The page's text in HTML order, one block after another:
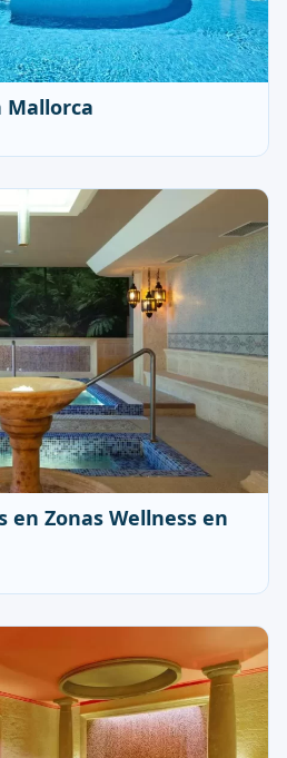
Mallorca
en Zonas Wellness en